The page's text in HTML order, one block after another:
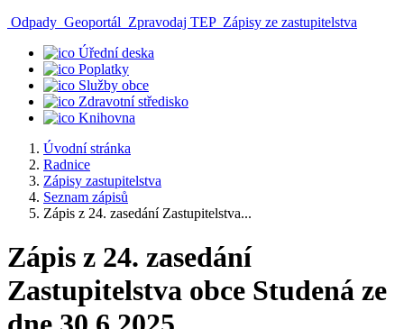
Odpady Geoportál Zpravodaj TEP Zápisy ze zastupitelstva
Úřední deska
Poplatky
Služby obce
Zdravotní středisko
Knihovna
Úvodní stránka
Radnice
Zápisy zastupitelstva
Seznam zápisů
Zápis z 24. zasedání Zastupitelstva...
Zápis z 24. zasedání
Zastupitelstva obce Studená ze